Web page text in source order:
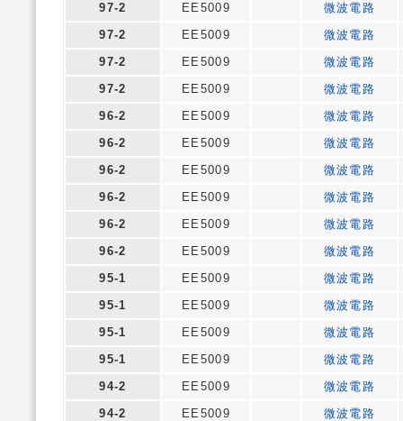
97-2
EE5009
微波電路
97-2
EE5009
微波電路
97-2
EE5009
微波電路
97-2
EE5009
微波電路
96-2
EE5009
微波電路
96-2
EE5009
微波電路
96-2
EE5009
微波電路
96-2
EE5009
微波電路
96-2
EE5009
微波電路
96-2
EE5009
微波電路
95-1
EE5009
微波電路
95-1
EE5009
微波電路
95-1
EE5009
微波電路
95-1
EE5009
微波電路
94-2
EE5009
微波電路
94-2
EE5009
微波電路